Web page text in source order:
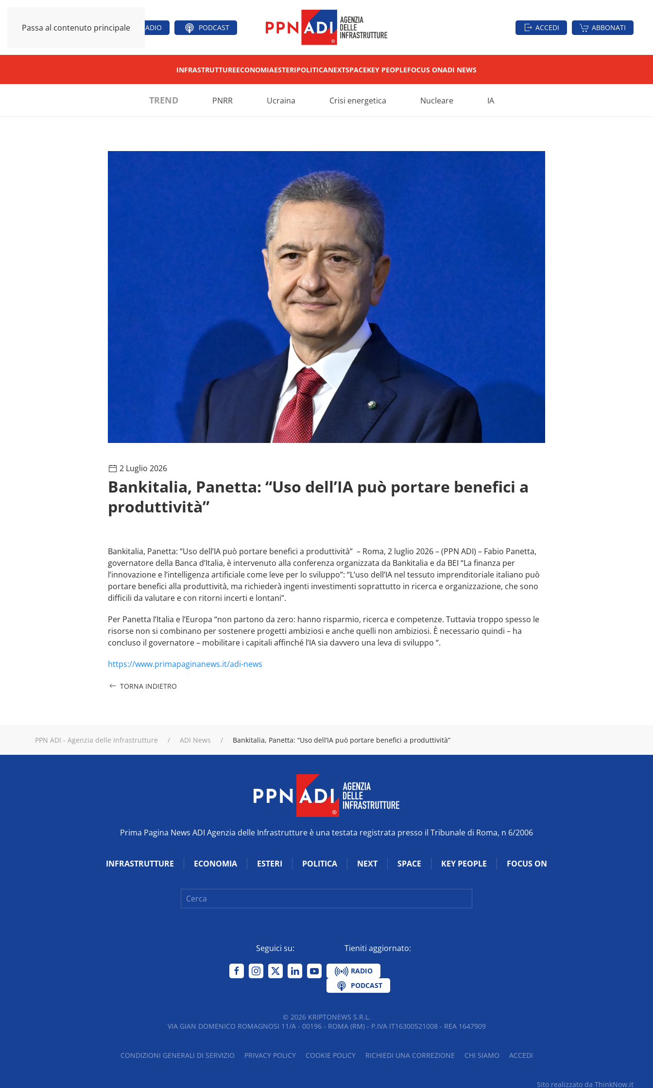
Passa al contenuto principale RADIO PODCAST ACCEDI ABBONATI
INFRASTRUTTUREECONOMIAESTERIPOLITICANEXTSPACEKEY PEOPLEFOCUS ONADI NEWS
TREND PNRR Ucraina Crisi energetica Nucleare IA
2 Luglio 2026
Bankitalia, Panetta: “Uso dell’IA può portare benefici a
produttività”
Bankitalia, Panetta: “Uso dell’IA può portare benefici a produttività” – Roma, 2 luglio 2026 – (PPN ADI) – Fabio Panetta,
governatore della Banca d’Italia, è intervenuto alla conferenza organizzata da Bankitalia e da BEI “La finanza per
l’innovazione e l’intelligenza artificiale come leve per lo sviluppo”: “L’uso dell’IA nel tessuto imprenditoriale italiano può
portare benefici alla produttività, ma richiederà ingenti investimenti soprattutto in ricerca e organizzazione, che sono
difficili da valutare e con ritorni incerti e lontani”.
Per Panetta l’Italia e l’Europa “non partono da zero: hanno risparmio, ricerca e competenze. Tuttavia troppo spesso le
risorse non si combinano per sostenere progetti ambiziosi e anche quelli non ambiziosi. È necessario quindi – ha
concluso il governatore – mobilitare i capitali affinché l’IA sia davvero una leva di sviluppo “.
https://www.primapaginanews.it/adi-news
TORNA INDIETRO
PPN ADI - Agenzia delle Infrastrutture ADI News Bankitalia, Panetta: “Uso dell’IA può portare benefici a produttività”
Prima Pagina News ADI Agenzia delle Infrastrutture è una testata registrata presso il Tribunale di Roma, n 6/2006
INFRASTRUTTURE ECONOMIA ESTERI POLITICA NEXT SPACE KEY PEOPLE FOCUS ON
Seguici su: Tieniti aggiornato:
RADIO
PODCAST
© 2026KRIPTONEWS S.R.L.
VIA GIAN DOMENICO ROMAGNOSI 11/A - 00196 - ROMA (RM) - P.IVA IT16300521008 - REA 1647909
CONDIZIONI GENERALI DI SERVIZIO PRIVACY POLICY COOKIE POLICY RICHIEDI UNA CORREZIONE CHI SIAMO ACCEDI
Sito realizzato da ThinkNow.it